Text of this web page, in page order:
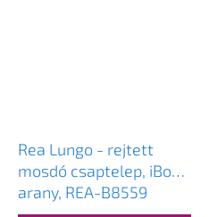
Rea Lungo - rejtett
mosdó csaptelep, iBox,
arany, REA-B8559